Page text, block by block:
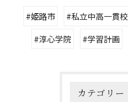
#姫路市 #私立中高一貫校
#淳心学院
#学習計画
カテゴリー